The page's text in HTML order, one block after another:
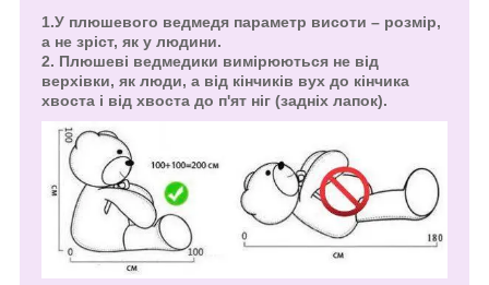
1.У плюшевого ведмедя параметр висоти – розмір,
а не зріст, як у людини.
2. Плюшеві ведмедики вимірюються не від
верхівки, як люди, а від кінчиків вух до кінчика
хвоста і від хвоста до п'ят ніг (задніх лапок).